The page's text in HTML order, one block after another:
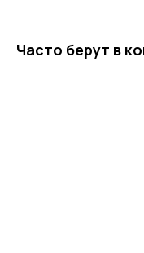
Часто берут в